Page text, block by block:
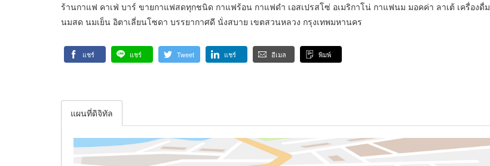
ร้านกาแฟ คาเฟ่ บาร์ ขายกาแฟสดทุกชนิด กาแฟร้อน กาแฟดำ เอสเปรสโซ่ อเมริกาโน่ กาแฟนม มอคค่า ลาเต้ เครื่องดื่ม
นมสด นมเย็น อิตาเลี่ยนโซดา บรรยากาศดี นั่งสบาย เขตสวนหลวง กรุงเทพมหานคร
แชร์ แชร์ Tweet แชร์ อีเมล พิมพ์
แผนที่ดิจิทัล